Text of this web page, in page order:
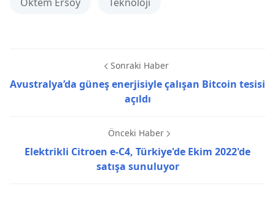
Öktem Ersoy Teknoloji
Sonraki Haber
Avustralya’da güneş enerjisiyle çalışan Bitcoin tesisi
açıldı
Önceki Haber
Elektrikli Citroen e-C4, Türkiye'de Ekim 2022'de
satışa sunuluyor